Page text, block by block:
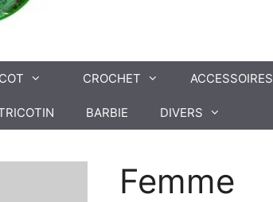
CROCHET ACCESSOIRES
BARBIE DIVERS
Femme